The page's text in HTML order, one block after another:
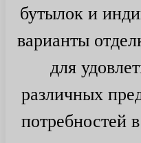
бутылок и
варианты
для
различных
потребностей